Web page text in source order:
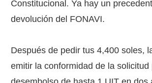
Constitucional. Ya hay un
devolución del FONAVI.
Después de pedir tus 4,400 soles,
emitir la conformidad de la solicitud